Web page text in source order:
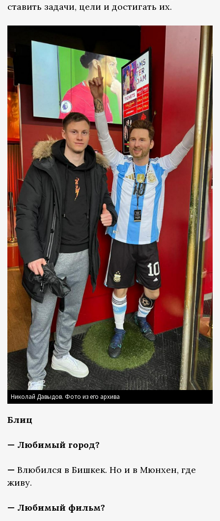
ставить задачи, цели и достигать их.
Николай Давыдов. Фото из его архива
Блиц
— Любимый город?
— Влюбился в Бишкек. Но и в Мюнхен, где
живу.
— Любимый фильм?